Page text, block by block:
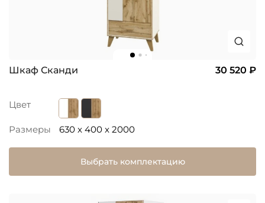
Шкаф Сканди 30 520 ₽
Цвет
Размеры 630 x 400 x 2000
Выбрать комплектацию